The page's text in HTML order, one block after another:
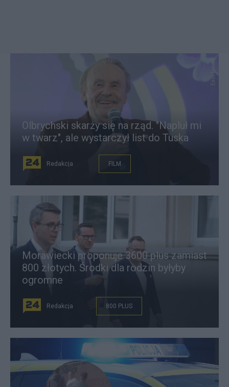
East News
Olbrychski skarży się na rząd. "Napluł mi
w twarz", ale wystarczył list do Tuska
Redakcja FILM
Morawiecki proponuje 3600 plus zamiast
800 złotych. Środki dla rodzin byłyby
ogromne
Redakcja 800 PLUS